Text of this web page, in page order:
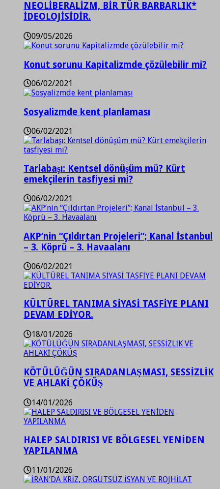
NEOLİBERALİZM, BİR TÜR BARBARLIK*
İDEOLOJİSİDİR.
09/05/2026
Konut sorunu Kapitalizmde çözülebilir mi?
06/02/2021
Sosyalizmde kent planlaması
06/02/2021
Tarlabaşı: Kentsel dönüşüm mü? Kürt
emekçilerin tasfiyesi mi?
06/02/2021
AKP’nin “Çıldırtan Projeleri”; Kanal İstanbul
– 3. Köprü – 3. Havaalanı
06/02/2021
KÜLTÜREL TANIMA SİYASİ TASFİYE PLANI
DEVAM EDİYOR.
18/01/2026
KÖTÜLÜĞÜN SIRADANLAŞMASI, SESSİZLİK
VE AHLAKİ ÇÖKÜŞ
14/01/2026
HALEP SALDIRISI VE BÖLGESEL YENİDEN
YAPILANMA
11/01/2026